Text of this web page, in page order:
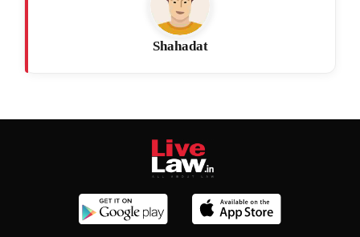
Shahadat